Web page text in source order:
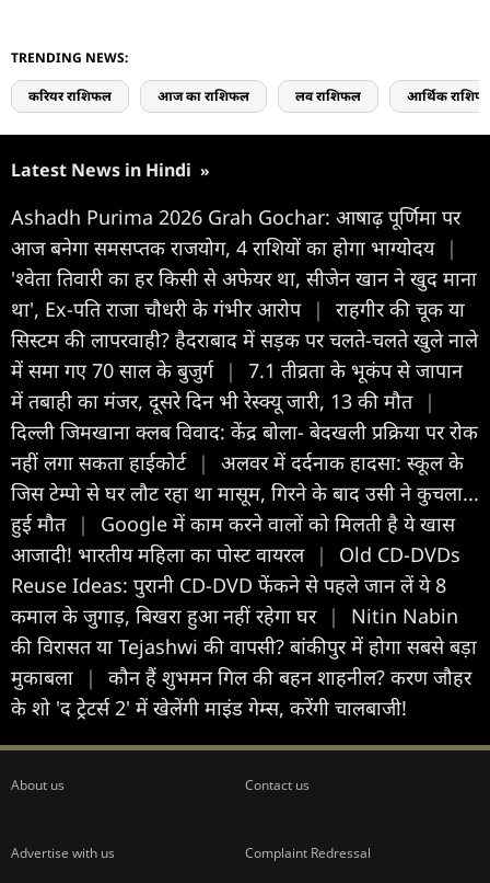
TRENDING NEWS:
करियर राशिफल आज का राशिफल लव राशिफल आर्थिक
Latest News in Hindi »
Ashadh Purima 2026 Grah Gochar: आषाढ़ पूर्णिमा पर
आज बनेगा समसप्तक राजयोग, 4 राशियों का होगा भाग्योदय |
'श्वेता तिवारी का हर किसी से अफेयर था, सीजेन खान ने खुद माना
था', Ex-पति राजा चौधरी के गंभीर आरोप |
राहगीर की चूक या
सिस्टम की लापरवाही? हैदराबाद में सड़क पर चलते-चलते खुले नाले
में समा गए 70 साल के बुजुर्ग |
7.1 तीव्रता के भूकंप से जापान
में तबाही का मंजर, दूसरे दिन भी रेस्क्यू जारी, 13 की मौत |
दिल्ली जिमखाना क्लब विवाद: केंद्र बोला- बेदखली प्रक्रिया पर रोक
नहीं लगा सकता हाईकोर्ट |
अलवर में दर्दनाक हादसा: स्कूल के
जिस टेम्पो से घर लौट रहा था मासूम, गिरने के बाद उसी ने कुचला...
हुई मौत |
Google में काम करने वालों को मिलती है ये खास
आजादी! भारतीय महिला का पोस्ट वायरल |
Old CD-DVDs
Reuse Ideas: पुरानी CD-DVD फेंकने से पहले जान लें ये 8
कमाल के जुगाड़, बिखरा हुआ नहीं रहेगा घर |
Nitin Nabin
की विरासत या Tejashwi की वापसी? बांकीपुर में होगा सबसे बड़ा
मुकाबला
|
कौन हैं शुभमन गिल की बहन शाहनील? करण जौहर
के शो 'द ट्रेटर्स 2' में खेलेंगी माइंड गेम्स, करेंगी चालबाजी!
About us Contact us
Advertise with us Complaint Redressal